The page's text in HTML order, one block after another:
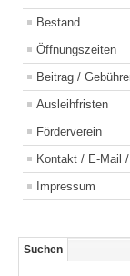
Bestand
Öffnungszeiten
Beitrag /
Ausleihfristen
Förderverein
Kontakt / E-Mail
Impressum
Suchen